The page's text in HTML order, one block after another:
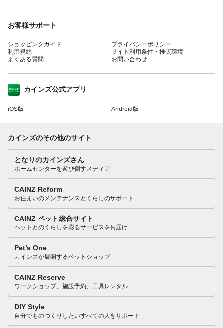
お客様サポート
ショッピングガイド
利用規約
よくある質問
プライバシーポリシー
サイト利用条件・推奨環境
お問い合わせ
カインズ公式アプリ
iOS版 Android版
カインズのその他のサイト
となりのカインズさん
ホームセンターを遊び倒すメディア
CAINZ Reform
お住まいのメンテナンスとくらしのサポート
CAINZ ペット総合サイト
ペットとのくらしを彩るサービスをお届け
Pet’s One
カインズが展開するペットショップ
CAINZ Reserve
ワークショップ、施設予約、工具レンタル
DIY Style
自分でものづくりしたいすべての人をサポート